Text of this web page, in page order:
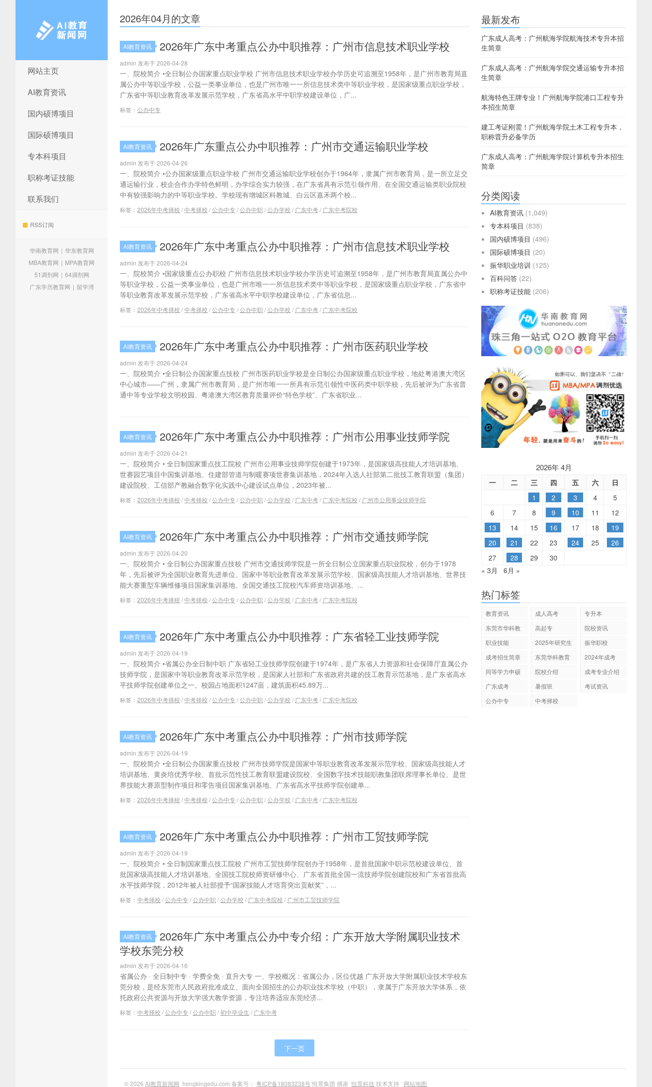
AI教育新闻网
网站主页
AI教育资讯
国内硕博项目
国际硕博项目
专本科项目
职称考证技能
联系我们
RSS订阅
华南教育网 | 华东教育网
MBA教育网 | MPA教育网
51调剂网 | 64调剂网
广东学历教育网 | 留学湾
2026年04月的文章
AI教育资讯 2026年广东中考重点公办中职推荐：广州市信息技术职业学校
admin 发布于 2026-04-28
一、院校简介 •全日制公办国家重点职业学校 广州市信息技术职业学校办学历史可追溯至1958年，是广州市教育局直
属公办中等职业学校，公益一类事业单位，也是广州市唯一一所信息技术类中等职业学校，是国家级重点职业学校，
广东省中等职业教育改革发展示范学校，广东省高水平中职学校建设单位，广...
标签： 公办中专
AI教育资讯 2026年广东重点公办中职推荐：广州市交通运输职业学校
admin 发布于 2026-04-26
一、院校简介 •公办国家级重点职业学校 广州市交通运输职业学校创办于1964年，隶属广州市教育局，是一所立足交
通运输行业，校企合作办学特色鲜明，办学综合实力较强，在广东省具有示范引领作用、在全国交通运输类职业院校
中有较强影响力的中等职业学校。学校现有增城区科教城、白云区嘉禾两个校...
标签： 2026年中考择校 /中考择校 /公办中专/公办中职 /公办学校 / 广东中考/ 广东中考院校
AI教育资讯 2026年广东中考重点公办中职推荐：广州市信息技术职业学校
admin 发布于 2026-04-24
一、院校简介 •国家级重点公办职校 广州市信息技术职业学校办学历史可追溯至1958年，是广州市教育局直属公办中
等职业学校，公益一类事业单位，也是广州市唯一一所信息技术类中等职业学校，是国家级重点职业学校，广东省中
等职业教育改革发展示范学校，广东省高水平中职学校建设单位，广东省信息...
标签： 2026年中考择校 /中考择校 /公办中专/公办中职 /公办学校 / 广东中考/ 广东中考院校
AI教育资讯 2026年广东中考重点公办中职推荐：广州市医药职业学校
admin 发布于 2026-04-24
一、院校简介 •全日制公办国家重点技校 广州市医药职业学校是全日制公办国家级重点职业学校，地处粤港澳大湾区
中心城市——广州，隶属广州市教育局，是广州市唯一一所具有示范引领性中医药类中职学校，先后被评为广东省普
通中等专业学校文明校园、粤港澳大湾区教育质量评价“特色学校”、广东省职业...
AI教育资讯 2026年广东中考重点公办中职推荐：广州市公用事业技师学院
admin 发布于 2026-04-21
一、院校简介 • 全日制国家重点技工院校 广州市公用事业技师学院创建于1973年，是国家级高技能人才培训基地、
世赛园艺项目中国集训基地、住建部管道与制暖赛项世赛集训基地，2024年入选人社部第二批技工教育联盟（集团）
建设院校、工信部产教融合数字化实践中心建设试点单位，2023年被...
标签： 2026年中考择校 /中考择校 /公办中专/公办中职 /公办学校 / 广东中考/ 广东中考院校 / 广州市公用事业技师学院
AI教育资讯 2026年广东中考重点公办中职推荐：广州市交通技师学院
admin 发布于 2026-04-20
一、院校简介 • 全日制公办国家重点技校 广州市交通技师学院是一所全日制公立国家重点职业院校，创办于1978
年，先后被评为全国职业教育先进单位、国家中等职业教育改革发展示范学校、国家级高技能人才培训基地、世界技
能大赛重型车辆维修项目国家集训基地、全国交通技工院校汽车师资培训基地、...
标签： 2026年中考择校 /中考择校 /公办中专/公办中职 /公办学校 / 广东中考/ 广东中考院校
AI教育资讯 2026年广东中考重点公办中职推荐：广东省轻工业技师学院
admin 发布于 2026-04-19
一、院校简介 •省属公办全日制中职 广东省轻工业技师学院创建于1974年，是广东省人力资源和社会保障厅直属公办
技师学院，是国家中等职业教育改革示范学校，是国家人社部和广东省政府共建的技工教育示范基地，是广东省高水
平技师学院创建单位之一。校园占地面积1247亩，建筑面积45.89万...
标签： 2026年中考择校 /中考择校 /公办中专/公办中职 /公办学校 / 广东中考/ 广东中考院校
AI教育资讯 2026年广东中考重点公办中职推荐：广州市技师学院
admin 发布于 2026-04-19
一、院校简介 •全日制公办国家重点技校 广州市技师学院是国家中等职业教育改革发展示范学校、国家级高技能人才
培训基地、黄炎培优秀学校、首批示范性技工教育联盟建设院校、全国数字技术技能职教集团联席理事长单位、是世
界技能大赛原型制作项目和零告项目国家集训基地、广东省高水平技师学院创建单...
标签： 2026年中考择校 /中考择校 /公办中专/公办中职 /公办学校 / 广东中考/ 广东中考院校
AI教育资讯 2026年广东中考重点公办中职推荐：广州市工贸技师学院
admin 发布于 2026-04-19
一、院校简介 • 全日制国家重点技工院校 广州市工贸技师学院创办于1958年，是首批国家中职示范校建设单位、首
批国家级高技能人才培训基地、全国技工院校师资研修中心、广东省首批全国一流技师学院创建院校和广东省首批高
水平技师学院，2012年被人社部授予“国家技能人才培育突出贡献奖”，...
标签： 中考择校 /公办中专/公办中职 /公办学校 / 广东中考院校 / 广州市工贸技师学院
AI教育资讯
2026年广东中考重点公办中专介绍：广东开放大学附属职业技术
学校东莞分校
admin 发布于 2026-04-16
省属公办 · 全日制中专 · 学费全免 · 直升大专​ 一、学校概况：省属公办，区位优越 广东开放大学附属职业技术学校东
莞分校，是经东莞市人民政府批准成立、面向全国招生的公办职业技术学校（中职），隶属于广东开放大学体系，依
托政府公共资源与开放大学强大教学资源，专注培养适应东莞经济...
标签： 中考择校 /公办中专/公办中职 /初中毕业生 / 广东中考
下一页
最新发布
广东成人高考：广州航海学院航海技术专升本招
生简章
广东成人高考：广州航海学院交通运输专升本招
生简章
航海特色王牌专业！广州航海学院港口工程专升
本招生简章
建工考证刚需！广州航海学院土木工程专升本，
职称晋升必备学历
广东成人高考：广州航海学院计算机专升本招生
简章
分类阅读
AI教育资讯 (1,049)
专本科项目 (838)
国内硕博项目 (496)
国际硕博项目 (20)
振华职业培训 (125)
百科问答 (22)
职称考证技能 (206)
2026年 4月
一 二 三 四 五 六
日
1
2 3 4
5
6
7 8 9 10 11
12
13
14 15 16 17 18
19
20
21 22 23 24 25
26
27
28 29
30
« 3月
6月 »
热门标签
教育资讯 成人高考
专升本
东莞市华科教
高起专
院校资讯
职业技能
2025年研究生
振华职校
成考招生简章
东莞华科教育
2024年成考
同等学力申硕
院校介绍
成考专业介绍
广东成考
暑假班
考试资讯
公办中专
中考择校
© 2026 AI教育新闻网 hengkingedu.com 备案号： 粤ICP备18083238号恒景集团 感谢 恒景科技 技术支持 网站地图